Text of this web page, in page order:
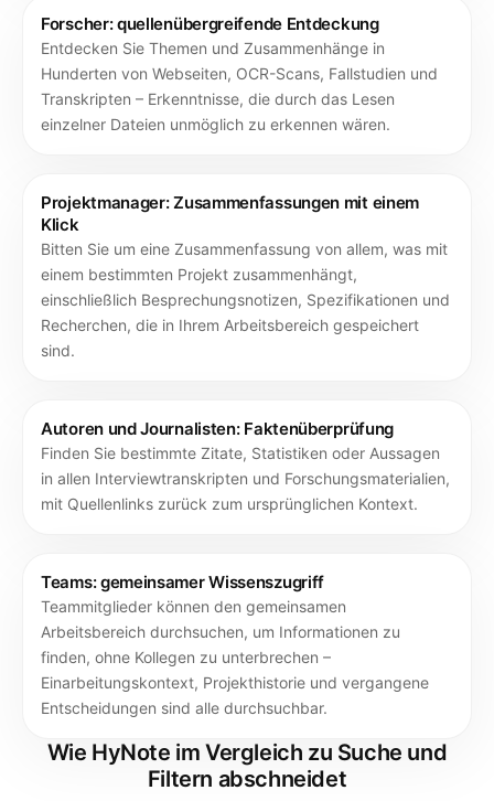
Forscher: quellenübergreifende Entdeckung
Entdecken Sie Themen und Zusammenhänge in
Hunderten von Webseiten, OCR-Scans, Fallstudien und
Transkripten – Erkenntnisse, die durch das Lesen
einzelner Dateien unmöglich zu erkennen wären.
Projektmanager: Zusammenfassungen mit einem
Klick
Bitten Sie um eine Zusammenfassung von allem, was mit
einem bestimmten Projekt zusammenhängt,
einschließlich Besprechungsnotizen, Spezifikationen und
Recherchen, die in Ihrem Arbeitsbereich gespeichert
sind.
Autoren und Journalisten: Faktenüberprüfung
Finden Sie bestimmte Zitate, Statistiken oder Aussagen
in allen Interviewtranskripten und Forschungsmaterialien,
mit Quellenlinks zurück zum ursprünglichen Kontext.
Teams: gemeinsamer Wissenszugriff
Teammitglieder können den gemeinsamen
Arbeitsbereich durchsuchen, um Informationen zu
finden, ohne Kollegen zu unterbrechen –
Einarbeitungskontext, Projekthistorie und vergangene
Entscheidungen sind alle durchsuchbar.
Wie HyNote im Vergleich zu Suche und
Filtern abschneidet